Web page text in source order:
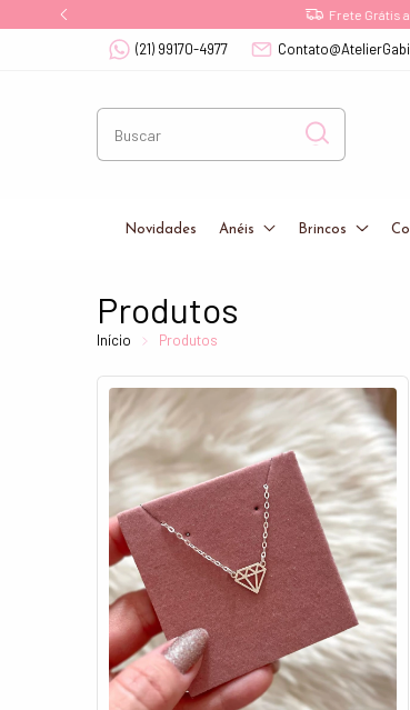
(21) 99170-4977
Novidades Anéis Brincos
Produtos
Início Produtos